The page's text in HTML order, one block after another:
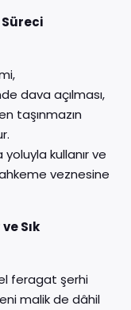
Süreci
dava açılması,
taşınmazın
yoluyla kullanır ve
veznesine
Sık
feragat şerhi
malik de dâhil